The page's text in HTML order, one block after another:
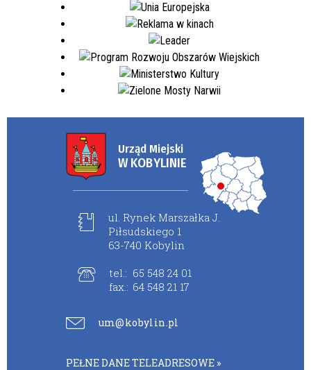
Urząd Miejski
W KOBYLINIE
ul. Rynek Marszałka J.
Piłsudskiego 1
63-740 Kobylin
tel.: 65 548 24 01
fax.: 64 548 21 17
um@kobylin.pl
PEŁNE DANE TELEADRESOWE »